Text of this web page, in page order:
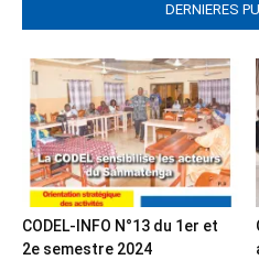
DERNIERES
CODEL-INFO N°13 du 1er et
2e semestre 2024